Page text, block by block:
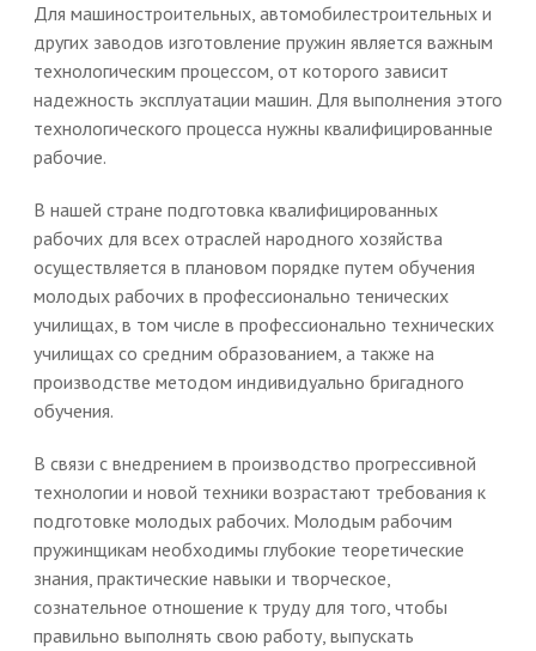
Для машиностроительных, автомобилестроительных и
других заводов изготовление пружин является важным
технологическим процессом, от которого зависит
надежность эксплуатации машин. Для выполнения этого
технологического процесса нужны квалифицированные
рабочие.
В нашей стране подготовка квалифицированных
рабочих для всех отраслей народного хозяйства
осуществляется в плановом порядке путем обучения
молодых рабочих в профессионально тенических
училищах, в том числе в профессионально технических
училищах со средним образованием, а также на
производстве методом индивидуально бригадного
обучения.
В связи с внедрением в производство прогрессивной
технологии и новой техники возрастают требования к
подготовке молодых рабочих. Молодым рабочим
пружинщикам необходимы глубокие теоретические
знания, практические навыки и творческое,
сознательное отношение к труду для того, чтобы
правильно выполнять свою работу, выпускать